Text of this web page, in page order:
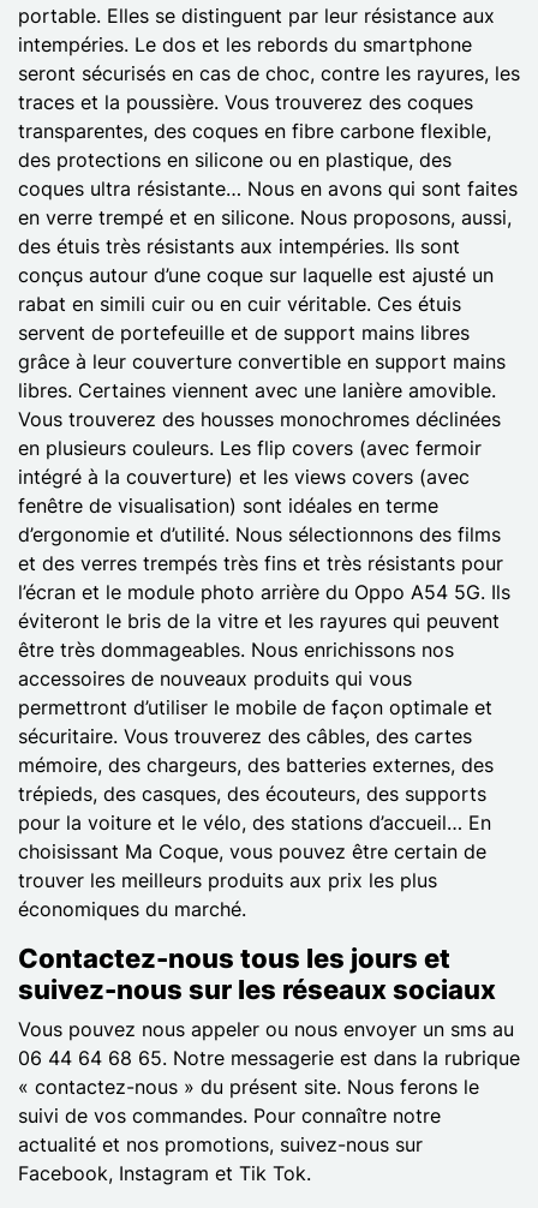
portable. Elles se distinguent par leur résistance aux
intempéries. Le dos et les rebords du smartphone
seront sécurisés en cas de choc, contre les rayures, les
traces et la poussière. Vous trouverez des coques
transparentes, des coques en fibre carbone flexible,
des protections en silicone ou en plastique, des
coques ultra résistante… Nous en avons qui sont faites
en verre trempé et en silicone. Nous proposons, aussi,
des étuis très résistants aux intempéries. Ils sont
conçus autour d’une coque sur laquelle est ajusté un
rabat en simili cuir ou en cuir véritable. Ces étuis
servent de portefeuille et de support mains libres
grâce à leur couverture convertible en support mains
libres. Certaines viennent avec une lanière amovible.
Vous trouverez des housses monochromes déclinées
en plusieurs couleurs. Les flip covers (avec fermoir
intégré à la couverture) et les views covers (avec
fenêtre de visualisation) sont idéales en terme
d’ergonomie et d’utilité. Nous sélectionnons des films
et des verres trempés très fins et très résistants pour
l’écran et le module photo arrière du Oppo A54 5G. Ils
éviteront le bris de la vitre et les rayures qui peuvent
être très dommageables. Nous enrichissons nos
accessoires de nouveaux produits qui vous
permettront d’utiliser le mobile de façon optimale et
sécuritaire. Vous trouverez des câbles, des cartes
mémoire, des chargeurs, des batteries externes, des
trépieds, des casques, des écouteurs, des supports
pour la voiture et le vélo, des stations d’accueil… En
choisissant Ma Coque, vous pouvez être certain de
trouver les meilleurs produits aux prix les plus
économiques du marché.
Contactez-nous tous les jours et
suivez-nous sur les réseaux sociaux
Vous pouvez nous appeler ou nous envoyer un sms au
06 44 64 68 65. Notre messagerie est dans la rubrique
« contactez-nous » du présent site. Nous ferons le
suivi de vos commandes. Pour connaître notre
actualité et nos promotions, suivez-nous sur
Facebook, Instagram et Tik Tok.